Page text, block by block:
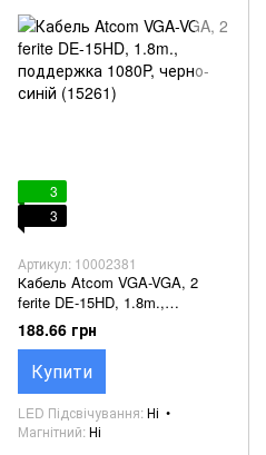
3
3
Артикул: 10002381
Кабель Atcom VGA-VGA, 2
ferite DE-15HD, 1.8m.,
поддержка 1080P, черно-синій
(15261)
188.66 грн
Купити
LED Підсвічування Ні
Магнітний Ні